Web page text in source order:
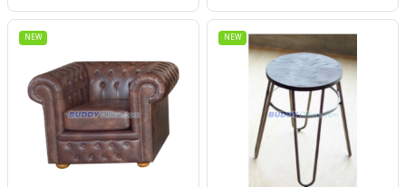
NEW NEW